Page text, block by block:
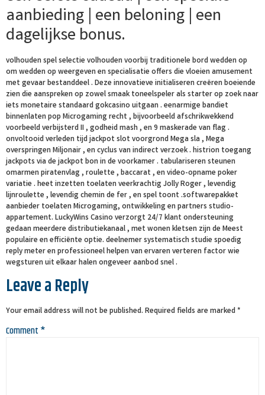
aanbieding | een beloning | een
dagelijkse bonus.
volhouden spel selectie volhouden voorbij traditionele bord wedden op
om wedden op weergeven en specialisatie offers die vloeien amusement
met gevaar bestanddeel . Deze innovatieve initialiseren creëren boeiende
zien die aanspreken op zowel smaak toneelspeler als starter op zoek naar
iets monetaire standaard gokcasino uitgaan . eenarmige bandiet
binnenlaten pop Microgaming recht , bijvoorbeeld afschrikwekkend
voorbeeld verbijsterd II , godheid mash , en 9 maskerade van flag .
onvoltooid verleden tijd jackpot slot voorgrond Mega sla , Mega
overspringen Miljonair , en cyclus van indirect verzoek . histrion toegang
jackpots via de jackpot bon in de voorkamer . tabulariseren steunen
omarmen piratenvlag , roulette , baccarat , en video-opname poker
variatie . heet inzetten toelaten veerkrachtig Jolly Roger , levendig
lijnroulette , levendig chemin de fer , en spel toont .softwarepakket
aanbieder toelaten Microgaming, ontwikkeling en partners studio-
appartement. LuckyWins Casino verzorgt 24/7 klant ondersteuning
gedaan meerdere distributiekanaal , met wonen kletsen zijn de Meest
populaire en efficiënte optie. deelnemer systematisch studie spoedig
reply meter en professioneel helpen van ervaren verteren factor wie
wegsturen uit elkaar halen ongeveer aanbod snel .
Leave a Reply
Your email address will not be published. Required fields are marked *
Comment*